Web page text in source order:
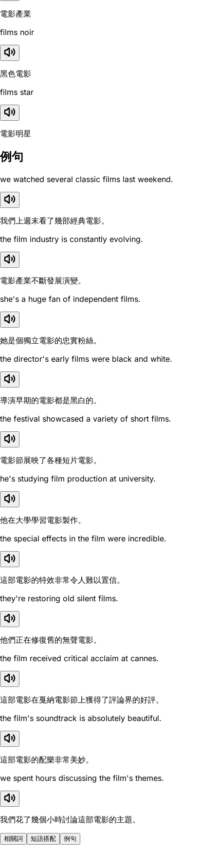
電影產業
films noir
黑色電影
films star
電影明星
例句
we watched several classic films last weekend.
我們上週末看了幾部經典電影。
the film industry is constantly evolving.
電影產業不斷發展演變。
she's a huge fan of independent films.
她是個獨立電影的忠實粉絲。
the director's early films were black and white.
導演早期的電影都是黑白的。
the festival showcased a variety of short films.
電影節展映了各種短片電影。
he's studying film production at university.
他在大學學習電影製作。
the special effects in the film were incredible.
這部電影的特效非常令人難以置信。
they're restoring old silent films.
他們正在修復舊的無聲電影。
the film received critical acclaim at cannes.
這部電影在戛納電影節上獲得了評論界的好評。
the film's soundtrack is absolutely beautiful.
這部電影的配樂非常美妙。
we spent hours discussing the film's themes.
我們花了幾個小時討論這部電影的主題。
相關詞 短語搭配 例句